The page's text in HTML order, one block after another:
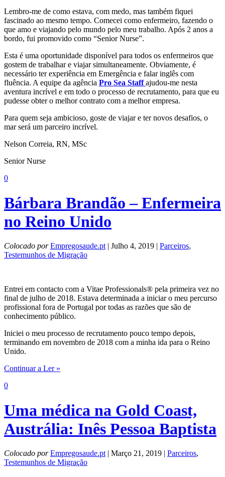
Lembro-me de como estava, com medo, mas também fiquei
fascinado ao mesmo tempo. Comecei como enfermeiro, fazendo o
que amo e viajando pelo mundo pelo meu trabalho. Após 2 anos a
bordo, fui promovido como “Senior Nurse”.
Esta é uma oportunidade disponível para todos os enfermeiros que
gostem de trabalhar e viajar simultaneamente. Obviamente, é
necessário ter experiência em Emergência e falar inglês com
fluência. A equipe da agência Pro Sea Staff ajudou-me nesta
aventura incrível e em todo o processo de recrutamento, para que eu
pudesse obter o melhor contrato com a melhor empresa.
Para quem seja ambicioso, goste de viajar e ter novos desafios, o
mar será um parceiro incrível.
Nelson Correia, RN, MSc
Senior Nurse
0
Bárbara Brandão – Enfermeira
no Reino Unido
Colocado por Empregosaude.pt | Julho 4, 2019 | Parceiros,
Testemunhos de Migração
Entrei em contacto com a Vitae Professionals® pela primeira vez no
final de julho de 2018. Estava determinada a iniciar o meu percurso
profissional fora de Portugal por todas as razões que são de
conhecimento público.
Iniciei o meu processo de recrutamento pouco tempo depois,
terminando em novembro de 2018 com a minha ida para o Reino
Unido.
Continuar a Ler »
0
Uma médica na Gold Coast,
Austrália: Inês Pessoa Baptista
Colocado por Empregosaude.pt | Março 21, 2019 | Parceiros,
Testemunhos de Migração